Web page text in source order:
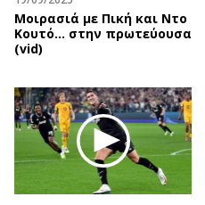
Μοιρασιά με Πική και Ντο
Κουτό… στην πρωτεύουσα
(vid)